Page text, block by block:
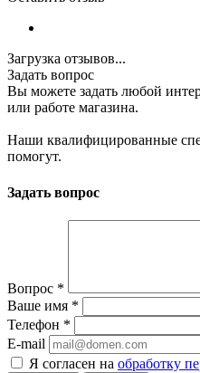
Загрузка отзывов...
Задать вопрос
Вы можете задать любой
или работе магазина.
Наши квалифицированные
помогут.
Задать вопрос
Вопрос *
Ваше имя *
Телефон *
E-mail
Я согласен на обработку